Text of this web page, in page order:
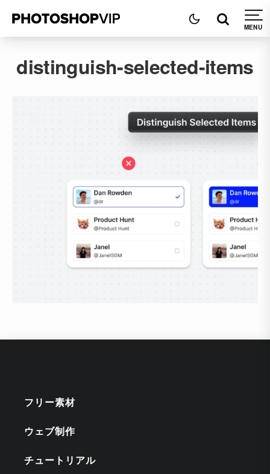
distinguish-selected-items
フリー素材
ウェブ制作
チュートリアル